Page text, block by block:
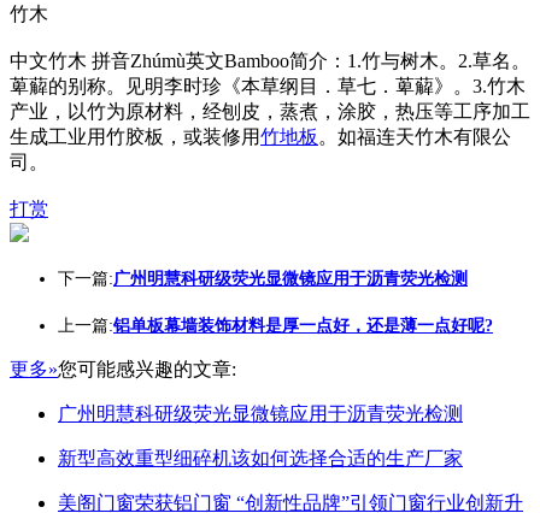
竹木
中文竹木 拼音Zhúmù英文Bamboo简介：1.竹与树木。2.草名。
萆薢的别称。见明李时珍《本草纲目．草七．萆薢》。3.竹木
产业，以竹为原材料，经刨皮，蒸煮，涂胶，热压等工序加工
生成工业用竹胶板，或装修用竹地板 。如福连天竹木有限公
司。
打赏
下一篇:广州明慧科研级荧光显微镜应用于沥青荧光检测
上一篇:铝单板幕墙装饰材料是厚一点好，还是薄一点好呢?
更多»您可能感兴趣的文章:
广州明慧科研级荧光显微镜应用于沥青荧光检测
新型高效重型细碎机该如何选择合适的生产厂家
美阁门窗荣获铝门窗 “创新性品牌”引领门窗行业创新升